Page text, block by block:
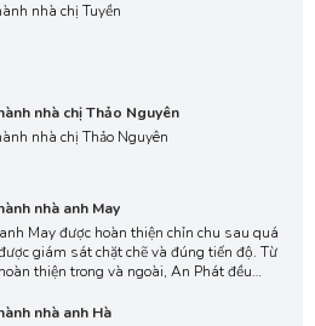
nhà chị Tuyền
nhà chị Thảo Nguyên
nhà chị Thảo Nguyên
nhà anh May
May được hoàn thiện chỉn chu sau quá
giám sát chặt chẽ và đúng tiến độ. Từ
thiện trong và ngoài, An Phát đều
định sự chuyên nghiệp, tận tâm của đội
nhà anh Hà